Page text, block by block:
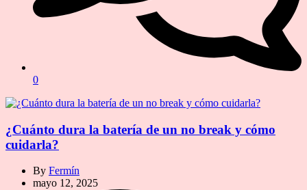
0
¿Cuánto dura la batería de un no break y cómo
cuidarla?
By Fermín
mayo 12, 2025